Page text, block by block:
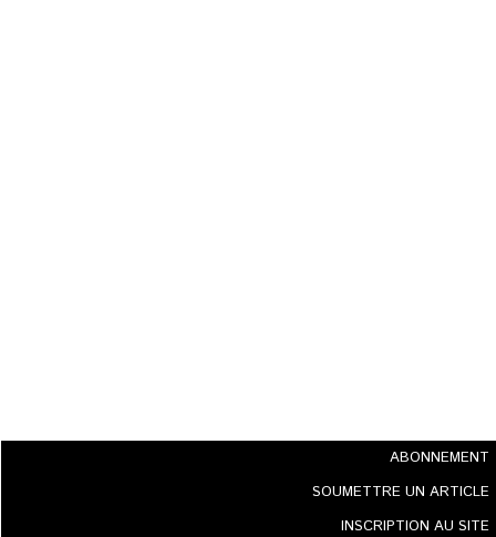
ABONNEMENT
SOUMETTRE UN ARTICLE
INSCRIPTION AU SITE